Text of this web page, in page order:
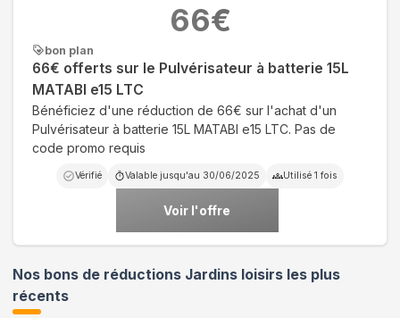
bon plan
66€ offerts sur le Pulvérisateur à batterie 15L
MATABI e15 LTC
Bénéficiez d'une réduction de 66€ sur l'achat d'un
Pulvérisateur à batterie 15L MATABI e15 LTC. Pas de
code promo requis
Vérifié Valable jusqu'au 30/06/2025 Utilisé 1 fois
Voir l'offre
66€
Nos bons de réductions Jardins loisirs les plus
récents